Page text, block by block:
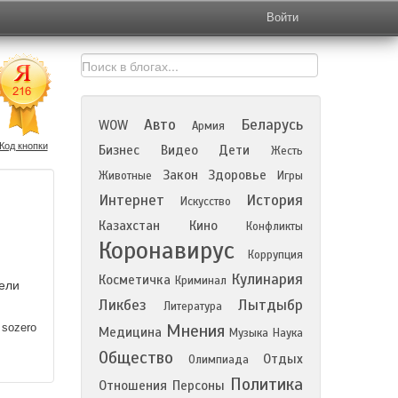
Войти
кнопки
WOW Авто Армия Беларусь
Бизнес Видео Дети
Жесть
Животные
Закон Здоровье Игры
Интернет Искусство История
Казахстан Кино Конфликты
Коронавирус Коррупция
Косметичка Криминал Кулинария
Ликбез
Литература Лытдыбр
Медицина Мнения Музыка Наука
Общество Олимпиада
Отдых
Отношения Персоны Политика